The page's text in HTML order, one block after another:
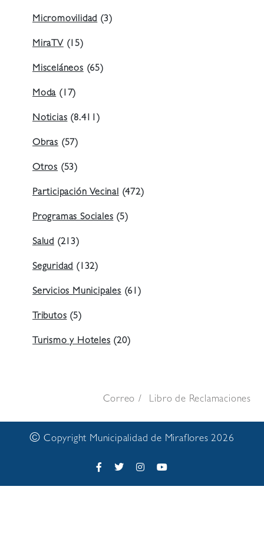
Micromovilidad (3)
MiraTV (15)
Misceláneos (65)
Moda (17)
Noticias (8.411)
Obras (57)
Otros (53)
Participación Vecinal (472)
Programas Sociales (5)
Salud (213)
Seguridad (132)
Servicios Municipales (61)
Tributos (5)
Turismo y Hoteles (20)
Correo Libro de Reclamaciones
© Copyright Municipalidad de Miraflores 2026